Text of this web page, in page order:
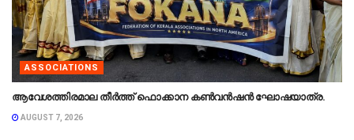
ASSOCIATIONS
ആവേശത്തിരമാല തീർത്ത് ഫൊക്കാന കൺവൻഷൻ ഘോഷയാത്ര.
AUGUST 7, 2026